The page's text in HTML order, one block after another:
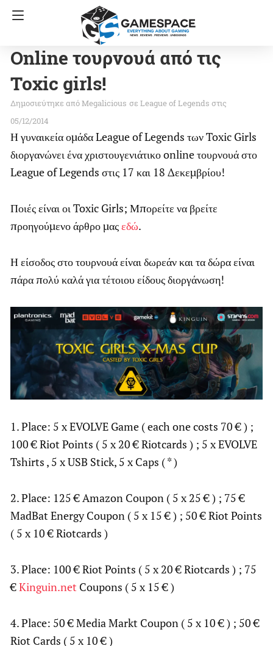
Online τουρνουά από τις
Toxic girls!
Megalicious σε League of Legends στις
05/12/2014
Η γυναικεία ομάδα League of Legends των Toxic Girls
διοργανώνει ένα χριστουγενιάτικο online τουρνουά στο
League of Legends στις 17 και 18 Δεκεμβρίου!
Ποιές είναι οι Toxic Girls; Μπορείτε να βρείτε
προηγούμενο άρθρο μαςεδώ.
Η είσοδος στο τουρνουά είναι δωρεάν και τα δώρα είναι
πάρα πολύ καλά για τέτοιου είδους διοργάνωση!
1. Place: 5 x EVOLVE Game ( each one costs 70 € ) ;
100 € Riot Points ( 5 x 20 € Riotcards ) ; 5 x EVOLVE
Tshirts , 5 x USB Stick, 5 x Caps ( * )
2. Place: 125 € Amazon Coupon ( 5 x 25 € ) ; 75 €
MadBat Energy Coupon ( 5 x 15 € ) ; 50 € Riot Points
( 5 x 10 € Riotcards )
3. Place: 100 € Riot Points ( 5 x 20 € Riotcards ) ; 75
€Kinguin.net Coupons ( 5 x 15 € )
4. Place: 50 € Media Markt Coupon ( 5 x 10 € ) ; 50 €
Riot Cards ( 5 x 10 € )